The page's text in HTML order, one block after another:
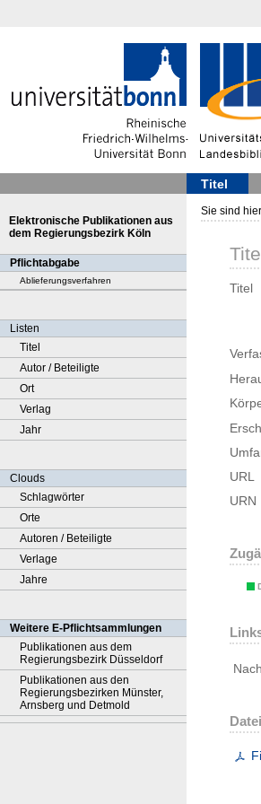
Titel
Elektronische Publikationen aus
dem Regierungsbezirk Köln
Pflichtabgabe
Ablieferungsverfahren
Listen
Titel
Autor / Beteiligte
Ort
Verlag
Jahr
Clouds
Schlagwörter
Orte
Autoren / Beteiligte
Verlage
Jahre
Weitere E-Pflichtsammlungen
Publikationen aus dem
Regierungsbezirk Düsseldorf
Publikationen aus den
Regierungsbezirken Münster,
Arnsberg und Detmold
Sie sind
Titel
URL
URN